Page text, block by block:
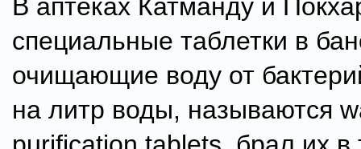
В аптеках Катманду и
специальные таблетки в
очищающие воду от
на литр воды, называются